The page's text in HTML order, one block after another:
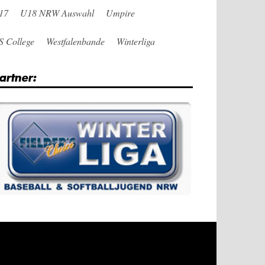
U18 NRW Auswahl Umpire
College Westfalenbande Winterliga